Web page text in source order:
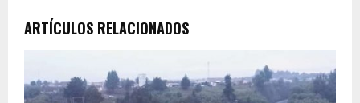
ARTÍCULOS RELACIONADOS